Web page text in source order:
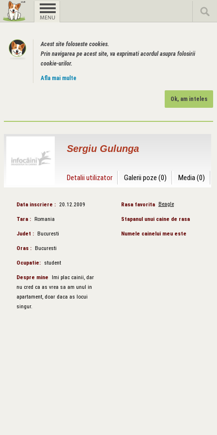
Acest site foloseste cookies.
Prin navigarea pe acest site, va exprimati acordul asupra folosirii
cookie-urilor.
Afla mai multe
Ok, am inteles
Sergiu Gulunga
Detalii utilizator Galerii poze (0) Media (0)
Data inscriere : 20.12.2009
Tara : Romania
Judet : Bucuresti
Oras : Bucuresti
Ocupatie: student
Despre mine
Imi plac cainii, dar
nu cred ca as vrea sa am unul in
apartament, doar daca as locui
singur.
Rasa favorita Beagle
Stapanul unui caine de rasa
Numele cainelui meu este